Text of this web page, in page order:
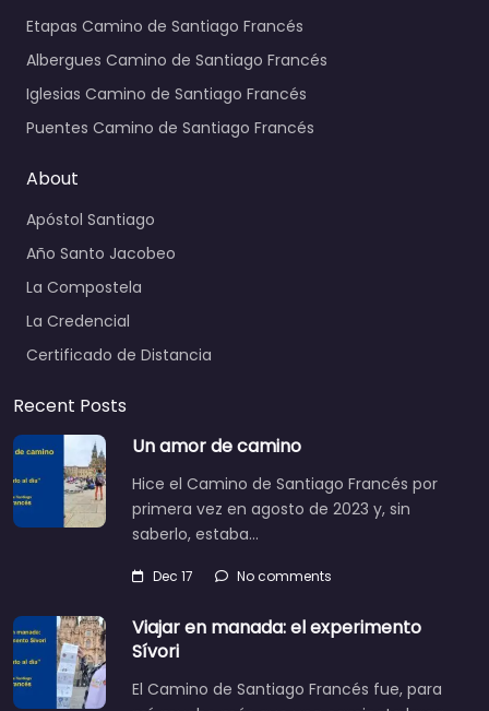
Etapas Camino de Santiago Francés
Albergues Camino de Santiago Francés
Iglesias Camino de Santiago Francés
Puentes Camino de Santiago Francés
About
Apóstol Santiago
Año Santo Jacobeo
La Compostela
La Credencial
Certificado de Distancia
Recent Posts
Un amor de camino
Hice el Camino de Santiago Francés por
primera vez en agosto de 2023 y, sin
saberlo, estaba…
Dec 17 No comments
Viajar en manada: el experimento
Sívori
El Camino de Santiago Francés fue, para